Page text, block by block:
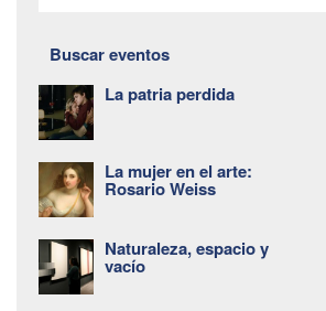
Buscar eventos
La patria perdida
La mujer en el arte:
Rosario Weiss
Naturaleza, espacio y
vacío